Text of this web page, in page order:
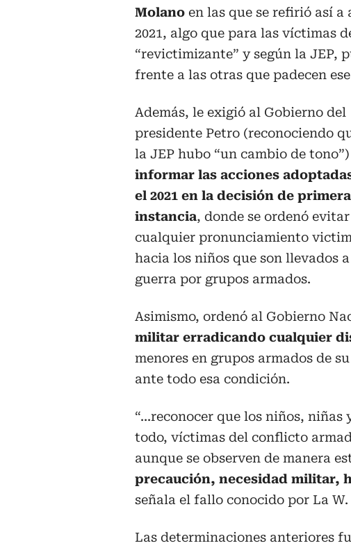
Molano en las que se refirió así a
2021, algo que para las víctimas
“revictimizante” y según la JEP,
frente a las otras que padecen
Además, le exigió al Gobierno del
presidente Petro (reconociendo
la JEP hubo “un cambio de tono”)
informar las acciones
el 2021 en la decisión de primera
instancia, donde se ordenó evitar
cualquier pronunciamiento
hacia los niños que son llevados
guerra por grupos armados.
Asimismo, ordenó al Gobierno
militar erradicando cualquier
menores en grupos armados de
ante todo esa condición.
“...reconocer que los niños,
todo, víctimas del conflicto
aunque se observen de manera
precaución, necesidad militar,
señala el fallo conocido por La W.
Las determinaciones anteriores